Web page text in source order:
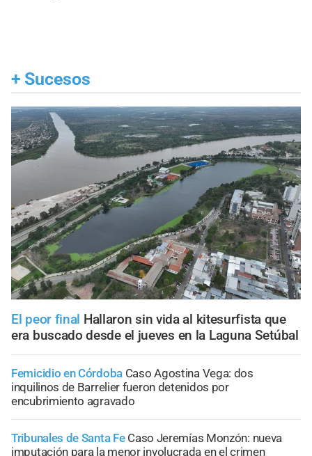
+ Sucesos
El peor final Hallaron sin vida al kitesurfista que
era buscado desde el jueves en la Laguna Setúbal
Femicidio en Córdoba Caso Agostina Vega: dos
inquilinos de Barrelier fueron detenidos por
encubrimiento agravado
Tribunales de Santa Fe Caso Jeremías Monzón: nueva
imputación para la menor involucrada en el crimen